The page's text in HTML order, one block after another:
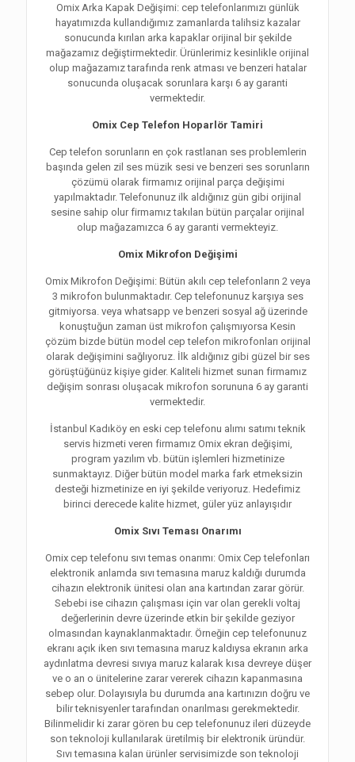
Omix Arka Kapak Değişimi: cep telefonlarımızı günlük
hayatımızda kullandığımız zamanlarda talihsiz kazalar
sonucunda kırılan arka kapaklar orijinal bir şekilde
mağazamız değiştirmektedir. Ürünlerimiz kesinlikle orijinal
olup mağazamız tarafında renk atması ve benzeri hatalar
sonucunda oluşacak sorunlara karşı 6 ay garanti
vermektedir.
Omix Cep Telefon Hoparlör Tamiri
Cep telefon sorunların en çok rastlanan ses problemlerin
başında gelen zil ses müzik sesi ve benzeri ses sorunların
çözümü olarak firmamız orijinal parça değişimi
yapılmaktadır. Telefonunuz ilk aldığınız gün gibi orijinal
sesine sahip olur firmamız takılan bütün parçalar orijinal
olup mağazamızca 6 ay garanti vermekteyiz.
Omix Mikrofon Değişimi
Omix Mikrofon Değişimi: Bütün akılı cep telefonların 2 veya
3 mikrofon bulunmaktadır. Cep telefonunuz karşıya ses
gitmiyorsa. veya whatsapp ve benzeri sosyal ağ üzerinde
konuştuğun zaman üst mikrofon çalışmıyorsa Kesin
çözüm bizde bütün model cep telefon mikrofonları orijinal
olarak değişimini sağlıyoruz. İlk aldığınız gibi güzel bir ses
görüştüğünüz kişiye gider. Kaliteli hizmet sunan firmamız
değişim sonrası oluşacak mikrofon sorununa 6 ay garanti
vermektedir.
İstanbul Kadıköy en eski cep telefonu alımı satımı teknik
servis hizmeti veren firmamız Omix ekran değişimi,
program yazılım vb. bütün işlemleri hizmetinize
sunmaktayız. Diğer bütün model marka fark etmeksizin
desteği hizmetinize en iyi şekilde veriyoruz. Hedefimiz
birinci derecede kalite hizmet, güler yüz anlayışıdır
Omix Sıvı Teması Onarımı
Omix cep telefonu sıvı temas onarımı: Omix Cep telefonları
elektronik anlamda sıvı temasına maruz kaldığı durumda
cihazın elektronik ünitesi olan ana kartından zarar görür.
Sebebi ise cihazın çalışması için var olan gerekli voltaj
değerlerinin devre üzerinde etkin bir şekilde geziyor
olmasından kaynaklanmaktadır. Örneğin cep telefonunuz
ekranı açık iken sıvı temasına maruz kaldıysa ekranın arka
aydınlatma devresi sıvıya maruz kalarak kısa devreye düşer
ve o an o ünitelerine zarar vererek cihazın kapanmasına
sebep olur. Dolayısıyla bu durumda ana kartınızın doğru ve
bilir teknisyenler tarafından onarılması gerekmektedir.
Bilinmelidir ki zarar gören bu cep telefonunuz ileri düzeyde
son teknoloji kullanılarak üretilmiş bir elektronik üründür.
Sıvı temasına kalan ürünler servisimizde son teknoloji